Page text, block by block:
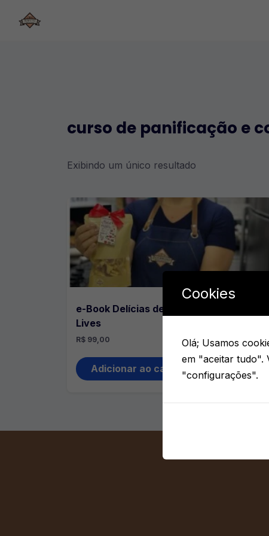
curso de panificação e
Exibindo um único resultado
e-Book Delícias de Natal Bolíssimo +
Lives
R$ 99,00
Adicionar ao carrinho
Cookies
Olá; Usamos
em "aceitar tudo".
"configurações".